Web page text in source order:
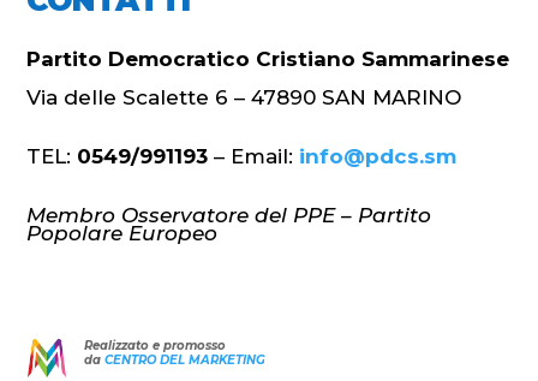
Partito Democratico Cristiano Sammarinese
Via delle Scalette 6 – 47890 SAN MARINO
TEL: 0549/991193 – Email: info@pdcs.sm
Membro Osservatore del PPE – Partito
Popolare Europeo
Realizzato e promosso
da CENTRO DEL MARKETING